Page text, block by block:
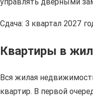
Сдача: 3 квартал 2027
Квартиры в
Вся жилая
квартир. В первой